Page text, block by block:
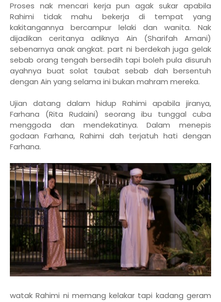
Proses nak mencari kerja pun agak sukar apabila
Rahimi tidak mahu bekerja di tempat yang
kakitangannya bercampur lelaki dan wanita. Nak
dijadikan ceritanya adiknya Ain (Sharifah Amani)
sebenarnya anak angkat. part ni berdekah juga gelak
sebab orang tengah bersedih tapi boleh pula disuruh
ayahnya buat solat taubat sebab dah bersentuh
dengan Ain yang selama ini bukan mahram mereka.
Ujian datang dalam hidup Rahimi apabila jiranya,
Farhana (Rita Rudaini) seorang ibu tunggal cuba
menggoda dan mendekatinya. Dalam menepis
godaan Farhana, Rahimi dah terjatuh hati dengan
Farhana.
watak Rahimi ni memang kelakar tapi kadang geram